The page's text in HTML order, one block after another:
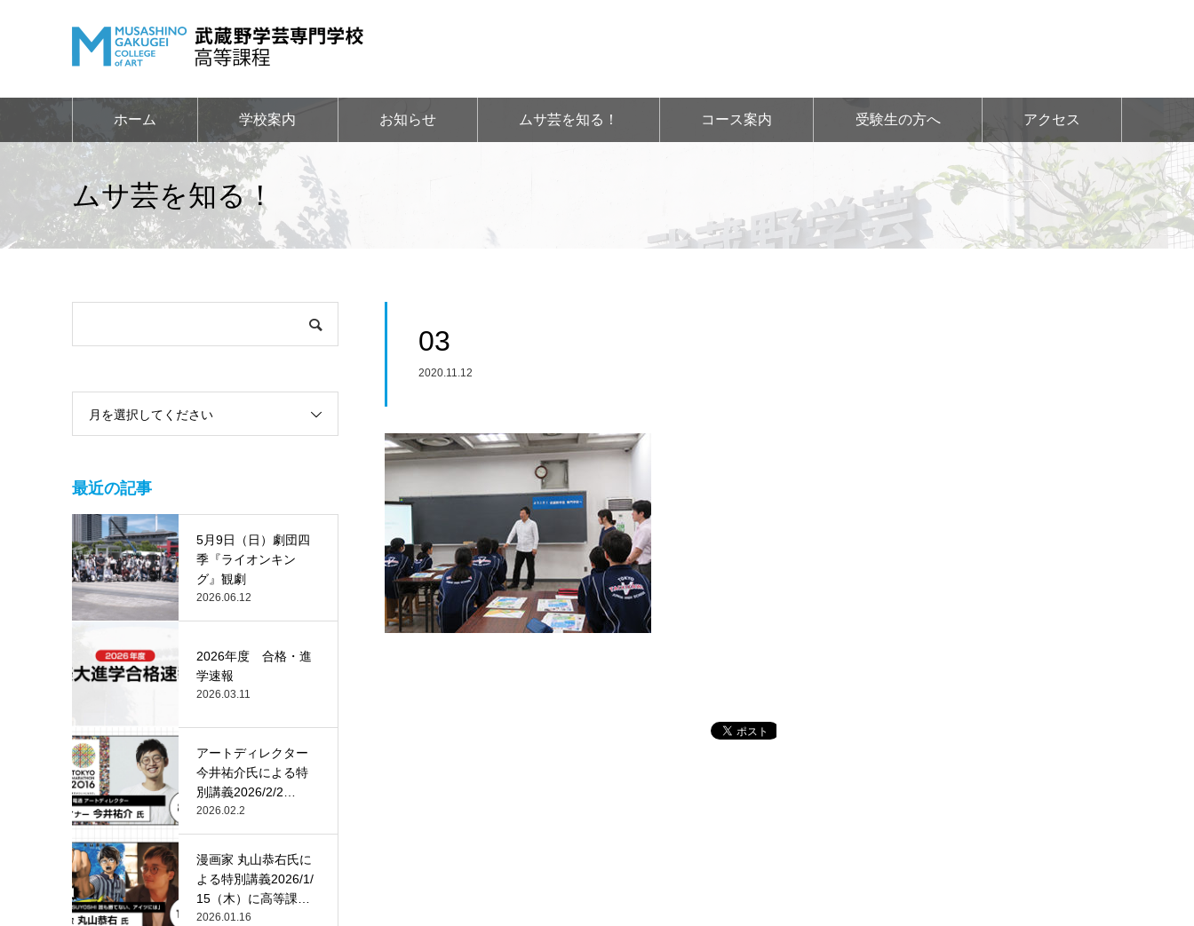
ホーム 学校案内 お知らせ ムサ芸を知る！ コース案内 受験生の方へ アクセス
ムサ芸を知る！
03
2020.11.12
月を選択してください
最近の記事
5月9日（日）劇団四
季『ライオンキン
グ』観劇
2026.06.12
2026年度 合格・進
学速報
2026.03.11
アートディレクター
今井祐介氏による特
別講義2026/2/2
（月）…
2026.02.2
漫画家 丸山恭右氏に
よる特別講義2026/1/
15（木）に高等課
程…
2026.01.16